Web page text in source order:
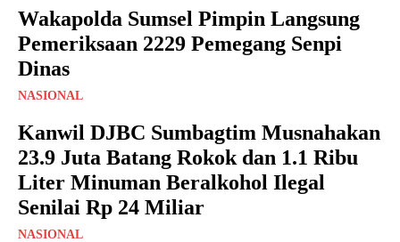
Wakapolda Sumsel Pimpin Langsung
Pemeriksaan 2229 Pemegang Senpi
Dinas
NASIONAL
Kanwil DJBC Sumbagtim Musnahakan
23.9 Juta Batang Rokok dan 1.1 Ribu
Liter Minuman Beralkohol Ilegal
Senilai Rp 24 Miliar
NASIONAL